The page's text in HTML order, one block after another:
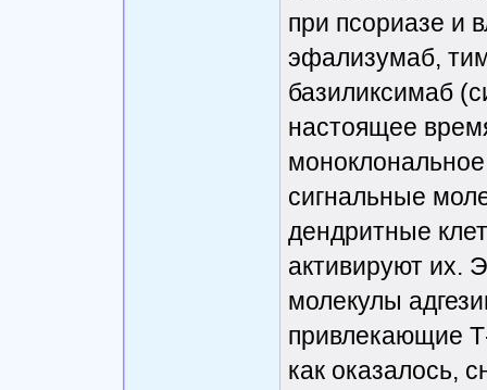
при псориазе и
эфализумаб,
базиликсимаб
настоящее
сигнальные
дендритные
активируют их.
молекулы
привлекающие
как оказалось,